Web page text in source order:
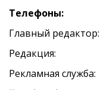
Телефоны:
Главный редактор:
Редакция:
Рекламная служба: